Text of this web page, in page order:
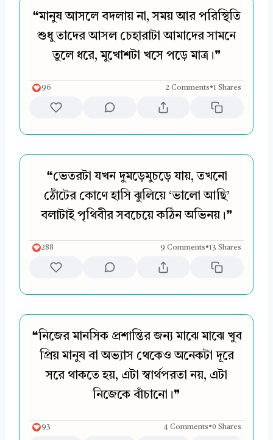
❝মানুষ আসলে বদলায় না, সময় আর পরিস্থিতি
শুধু তাদের আসল চেহারাটা আমাদের সামনে
তুলে ধরে, মুখোশটা খসে পড়ে মাত্র।❞
96 2 Comments•1 Shares
❝ভেতরটা যখন দুমড়েমুচড়ে যায়, তখনো
ঠোঁটের কোণে হাসি ঝুলিয়ে ‘ভালো আছি’
বলাটাই পৃথিবীর সবচেয়ে কঠিন অভিনয়।❞
288 9 Comments•13 Shares
❝নিজের মানসিক প্রশান্তির জন্য মাঝে মাঝে খুব
প্রিয় মানুষ বা অভ্যাস থেকেও অনেকটা দূরে
সরে থাকতে হয়, এটা স্বার্থপরতা নয়, এটা
নিজেকে বাঁচানো।❞
93 4 Comments•0 Shares